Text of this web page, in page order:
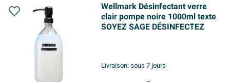
Wellmark Désinfectant verre
clair pompe noire 1000ml texte
SOYEZ SAGE DÉSINFECTEZ
Livraison:sous 7 jours